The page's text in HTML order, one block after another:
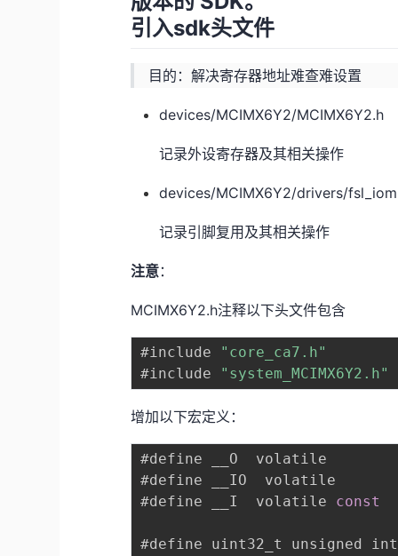
引入sdk头文件
目的：解决寄存器地址难查难设置
devices/MCIMX6Y2/MCIMX6Y2.h
记录外设寄存器及其相关操作
devices/MCIMX6Y2/drivers/
记录引脚复用及其相关操作
注意：
MCIMX6Y2.h注释以下头文件包含
#include "core_ca7.h"
#include "system_MCIMX6Y2.h"
增加以下宏定义：
#define __O  volatile
#define __IO  volatile
#define __I  volatile const
#define uint32_t unsigned int